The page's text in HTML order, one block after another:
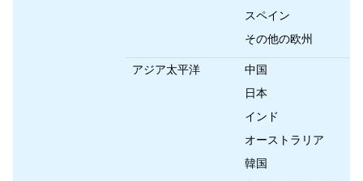
スペイン
その他の欧州
アジア太平洋
中国
日本
インド
オーストラリア
韓国